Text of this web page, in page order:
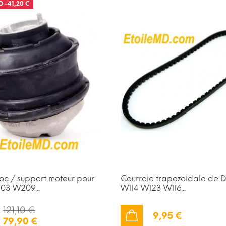
-41,20 €
/ support moteur pour
W209...
121,10 €
79,90 €
Courroie trapezoidale de
W114 W123 W116...
9,95 €